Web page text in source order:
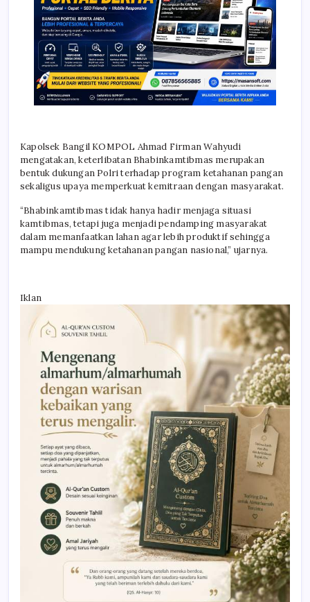
Kapolsek Bangil KOMPOL Ahmad Firman Wahyudi
mengatakan, keterlibatan Bhabinkamtibmas merupakan
bentuk dukungan Polri terhadap program ketahanan pangan
sekaligus upaya memperkuat kemitraan dengan masyarakat.
“Bhabinkamtibmas tidak hanya hadir menjaga situasi
kamtibmas, tetapi juga menjadi pendamping masyarakat
dalam memanfaatkan lahan agar lebih produktif sehingga
mampu mendukung ketahanan pangan nasional,” ujarnya.
Iklan